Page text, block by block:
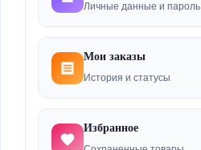
Детское питание
Подгузники и гигиена
Личные данные и пароль
Мои заказы
История и статусы
Избранное